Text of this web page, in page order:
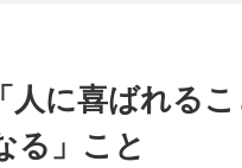
に喜ばれる
る」こと